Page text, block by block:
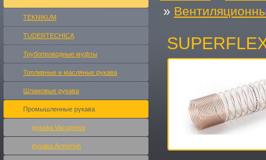
»
TEKNIKUM
TUDERTECHICA
Трубопроводные муфты
Топливные и масляные рукавa
Шламовые рукава
Промышленные рукава
рукава Vacupress
рукава Armorvin